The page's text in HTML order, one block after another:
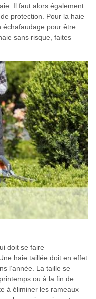
Il faut alors également
protection. Pour la haie
échafaudage pour être
sans risque, faites
doit se faire
haie taillée doit en effet
l’année. La taille se
ou à la fin de
à éliminer les rameaux